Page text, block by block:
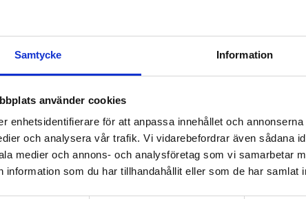
Samtycke Information
använder cookies
enhetsidentifierare för att anpassa innehållet och
och analysera vår trafik. Vi vidarebefordrar även sådana
medier och annons- och analysföretag som vi samarbetar
information som du har tillhandahållit eller som de har samlat
i VR
av Mindergy VR ett innovativt verktyg som
under ditt besök hos oss.